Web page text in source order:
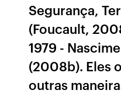
Segurança,
(Foucault,
1979 -
(2008b). Eles
outras